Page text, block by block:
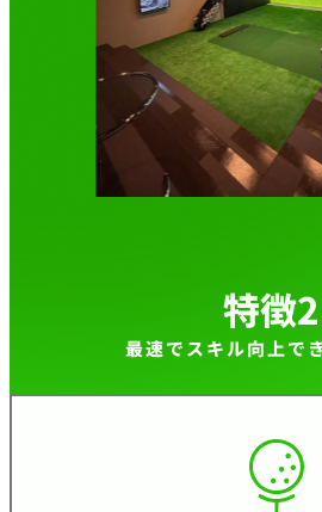
特徴
最速でスキル向上で